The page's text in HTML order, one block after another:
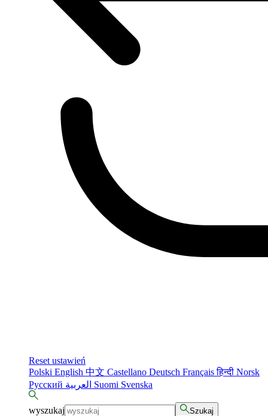
Reset ustawień
Polski English 中文 Castellano Deutsch Françaisहिन्दी Norsk
Русский
Suomi Svenska
wyszukaj Szukaj